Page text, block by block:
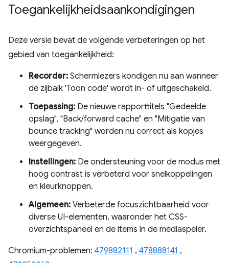
Toegankelijkheidsaankondigingen
Deze versie bevat de volgende verbeteringen op het
gebied van toegankelijkheid:
Recorder: Schermlezers kondigen nu aan wanneer
de zijbalk 'Toon code' wordt in- of uitgeschakeld.
Toepassing: De nieuwe rapporttitels "Gedeelde
opslag", "Back/forward cache" en "Mitigatie van
bounce tracking" worden nu correct als kopjes
weergegeven.
Instellingen: De ondersteuning voor de modus met
hoog contrast is verbeterd voor snelkoppelingen
en kleurknoppen.
Algemeen: Verbeterde focuszichtbaarheid voor
diverse UI-elementen, waaronder het CSS-
overzichtspaneel en de items in de mediaspeler.
Chromium-problemen: 479882111 , 478888141 ,